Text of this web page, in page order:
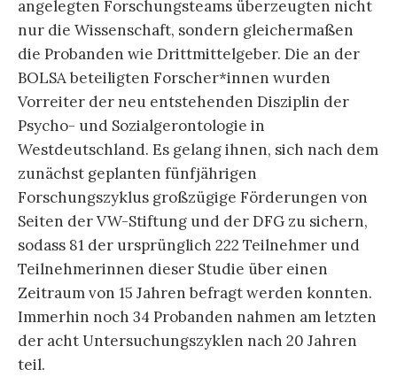
angelegten Forschungsteams überzeugten nicht
nur die Wissenschaft, sondern gleichermaßen
die Probanden wie Drittmittelgeber. Die an der
BOLSA beteiligten Forscher*innen wurden
Vorreiter der neu entstehenden Disziplin der
Psycho- und Sozialgerontologie in
Westdeutschland. Es gelang ihnen, sich nach dem
zunächst geplanten fünfjährigen
Forschungszyklus großzügige Förderungen von
Seiten der VW-Stiftung und der DFG zu sichern,
sodass 81 der ursprünglich 222 Teilnehmer und
Teilnehmerinnen dieser Studie über einen
Zeitraum von 15 Jahren befragt werden konnten.
Immerhin noch 34 Probanden nahmen am letzten
der acht Untersuchungszyklen nach 20 Jahren
teil.